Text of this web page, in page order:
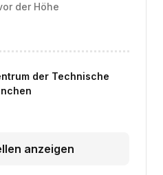
der Höhe
der Technische
anzeigen